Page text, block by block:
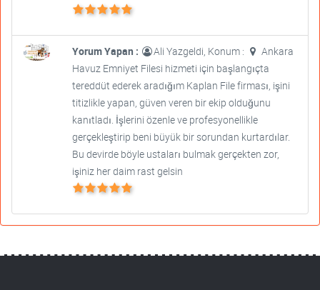
Yorum Yapan : Ali Yazgeldi, Konum :
Ankara
Havuz Emniyet Filesi hizmeti için başlangıçta
tereddüt ederek aradığım Kaplan File firması, işini
titizlikle yapan, güven veren bir ekip olduğunu
kanıtladı. İşlerini özenle ve profesyonellikle
gerçekleştirip beni büyük bir sorundan kurtardılar.
Bu devirde böyle ustaları bulmak gerçekten zor,
işiniz her daim rast gelsin